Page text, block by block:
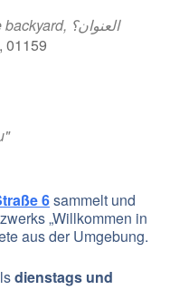
Emil-Ueberall-Straße 6, in the backyard, العنوان؟
01159
6sammelt und
„Willkommen in
aus der Umgebung.
dienstags und